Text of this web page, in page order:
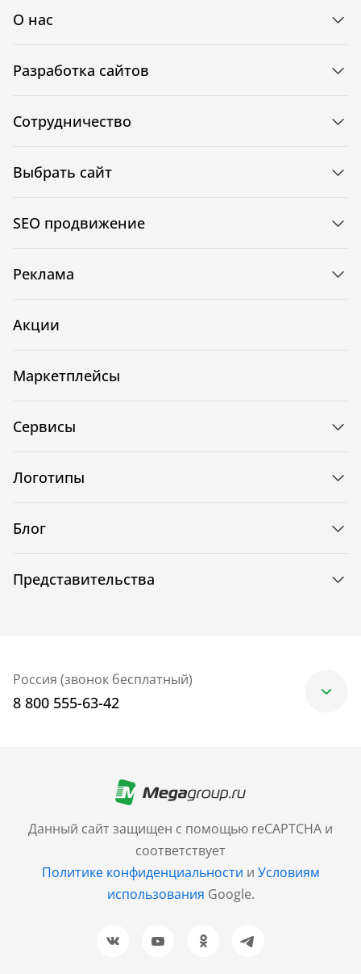
Данный сайт защищен с помощью reCAPTCHA и
соответствует
Политике конфиденциальности и Условиям
использования Google.
О нас
Разработка сайтов
Сотрудничество
Выбрать сайт
SEO продвижение
Реклама
Акции
Маркетплейсы
Сервисы
Логотипы
Блог
Представительства
Россия (звонок бесплатный)
8 800 555-63-42
+7 (499) 705-30-10
Санкт-Петербург
+7 (812) 600-77-33
Барнаул
+7 (961) 999-93-93
Новосибирск